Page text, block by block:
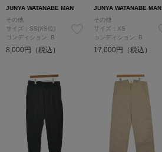
JUNYA WATANABE MAN
その他
サイズ：SS(XS位)
コンディション: B
8,000円（税込）
JUNYA WATANABE MAN
その他
サイズ：XS
コンディション: B
17,000円（税込）